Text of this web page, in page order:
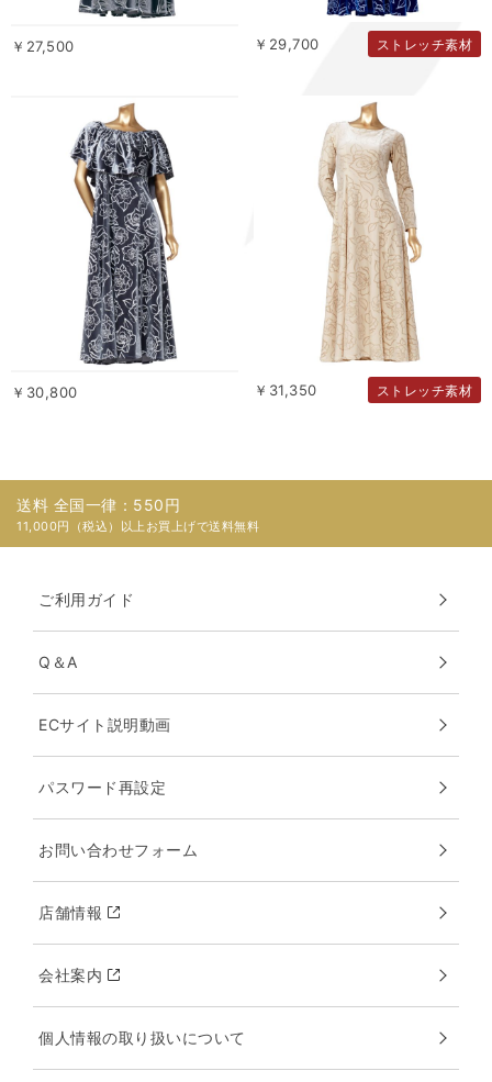
￥27,500 ￥29,700 ストレッチ素材
￥30,800 ￥31,350 ストレッチ素材
送料 全国一律：550円
11,000円（税込）以上お買上げで送料無料
ご利用ガイド
Q＆A
ECサイト説明動画
パスワード再設定
お問い合わせフォーム
店舗情報
会社案内
個人情報の取り扱いについて